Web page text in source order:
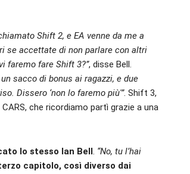
Shift 2, e EA venne da me a
se accettate di non parlare con altri
faremo fare Shift 3?”, disse Bell.
sacco di bonus ai ragazzi, e due
Dissero ‘non lo faremo più'”. Shift 3,
che ricordiamo partì grazie a una
lo stesso Ian Bell. “No, tu l’hai
capitolo, così diverso dai